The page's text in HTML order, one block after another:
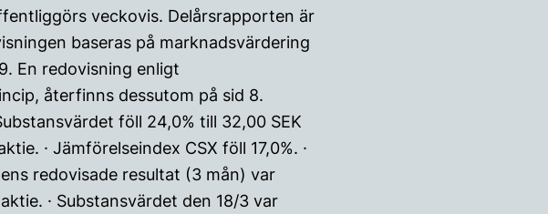
veckovis. Delårsrapporten är
baseras på marknadsvärdering
En redovisning enligt
återfinns dessutom på sid 8.
föll 24,0% till 32,00 SEK
· Jämförelseindex CSX föll 17,0%. ·
redovisade resultat (3 mån) var
· Substansvärdet den 18/3 var